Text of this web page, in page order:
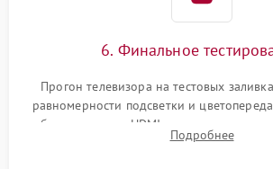
6. Финальное
Прогон телевизора на тестовых
равномерности подсветки и
работы разъемов HDMI, динамиков,
в рабочем режиме в течение
Подробнее